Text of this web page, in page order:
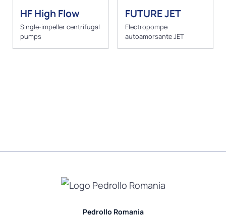
HF High Flow
Single-impeller centrifugal
pumps
FUTURE JET
Electropompe
autoamorsante JET
Pedrollo Romania